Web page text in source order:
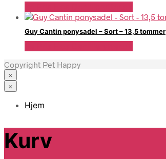
Guy Cantin ponysadel – Sort – 13,5 tommer
Copyright Pet Happy
×
×
Hjem
Kurv